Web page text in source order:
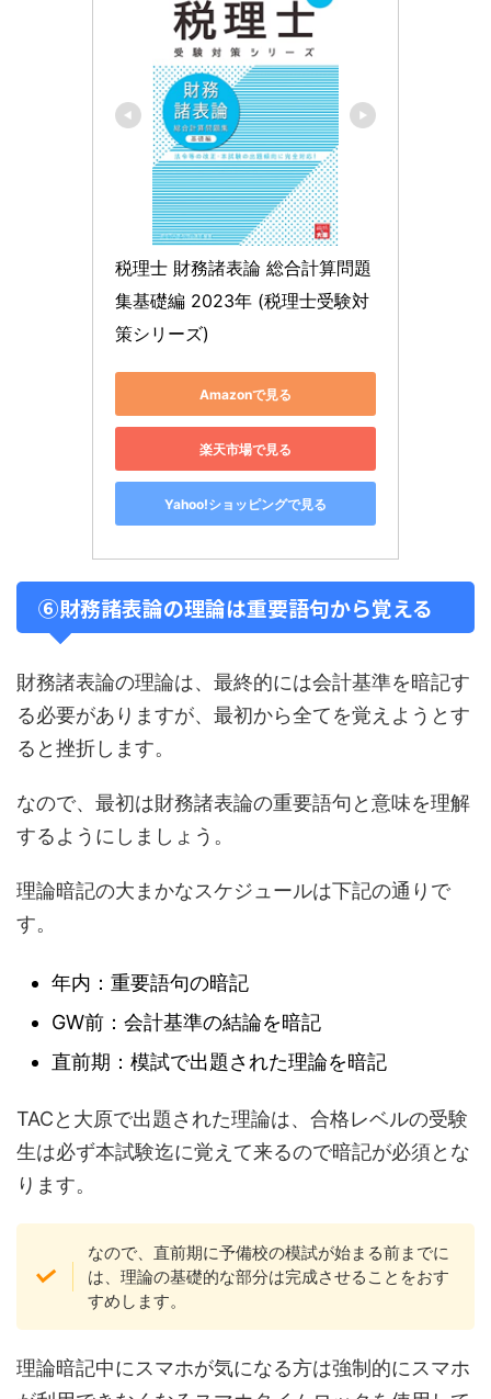
税理士 財務諸表論 総合計算問題
集基礎編 2023年 (税理士受験対
策シリーズ)
Amazonで見る
楽天市場で見る
Yahoo!ショッピングで見る
⑥財務諸表論の理論は重要語句から覚える
財務諸表論の理論は、最終的には会計基準を暗記す
る必要がありますが、最初から全てを覚えようとす
ると挫折します。
なので、最初は財務諸表論の重要語句と意味を理解
するようにしましょう。
理論暗記の大まかなスケジュールは下記の通りで
す。
年内：重要語句の暗記
GW前：会計基準の結論を暗記
直前期：模試で出題された理論を暗記
TACと大原で出題された理論は、合格レベルの受験
生は必ず本試験迄に覚えて来るので暗記が必須とな
ります。
なので、直前期に予備校の模試が始まる前までに
は、理論の基礎的な部分は完成させることをおす
すめします。
理論暗記中にスマホが気になる方は強制的にスマホ